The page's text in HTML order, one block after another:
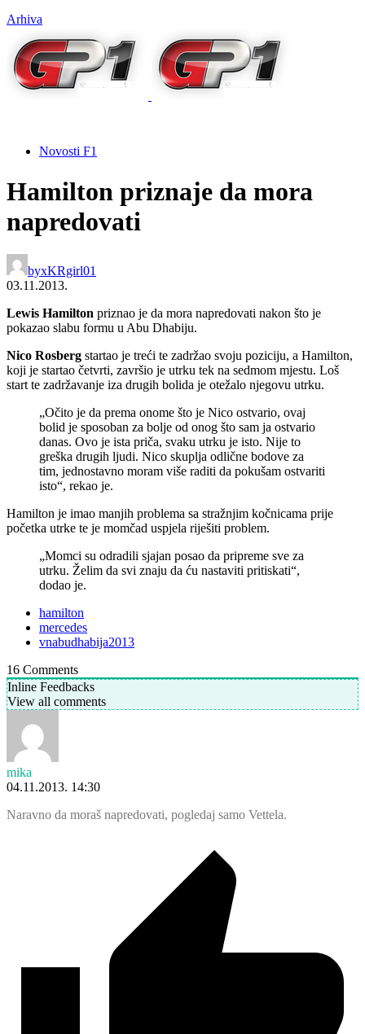
Arhiva
Novosti F1
Hamilton priznaje da mora
napredovati
byxKRgirl01
03.11.2013.
Lewis Hamilton priznao je da mora napredovati nakon što je
pokazao slabu formu u Abu Dhabiju.
Nico Rosberg startao je treći te zadržao svoju poziciju, a Hamilton,
koji je startao četvrti, završio je utrku tek na sedmom mjestu. Loš
start te zadržavanje iza drugih bolida je otežalo njegovu utrku.
„Očito je da prema onome što je Nico ostvario, ovaj
bolid je sposoban za bolje od onog što sam ja ostvario
danas. Ovo je ista priča, svaku utrku je isto. Nije to
greška drugih ljudi. Nico skuplja odlične bodove za
tim, jednostavno moram više raditi da pokušam ostvariti
isto“, rekao je.
Hamilton je imao manjih problema sa stražnjim kočnicama prije
početka utrke te je momčad uspjela riješiti problem.
„Momci su odradili sjajan posao da pripreme sve za
utrku. Želim da svi znaju da ću nastaviti pritiskati“,
dodao je.
hamilton
mercedes
vnabudhabija2013
16 Comments
Inline Feedbacks
View all comments
mika
04.11.2013. 14:30
Naravno da moraš napredovati, pogledaj samo Vettela.